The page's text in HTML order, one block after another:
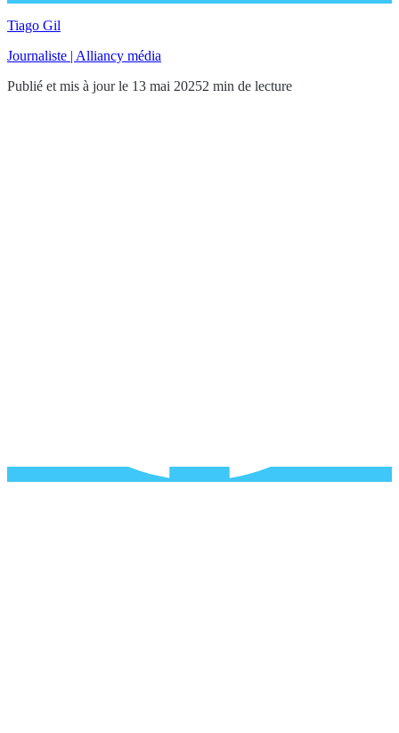
Tiago Gil
Journaliste | Alliancy média
Publié et mis à jour le 13 mai 20252 min de lecture